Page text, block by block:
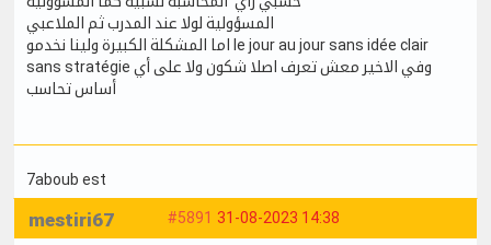
المسؤولية لولا عند المدرب ثم الملاعبي
اما المشكلة الكبيرة ولينا نخدمو le jour au jour sans idée clair
sans stratégie وفي الاخير معش تعرف اصلا شكون ولا على أي
أساس تحاسب
7aboub est
#5891 31-08-2023 14:38
mestiri67